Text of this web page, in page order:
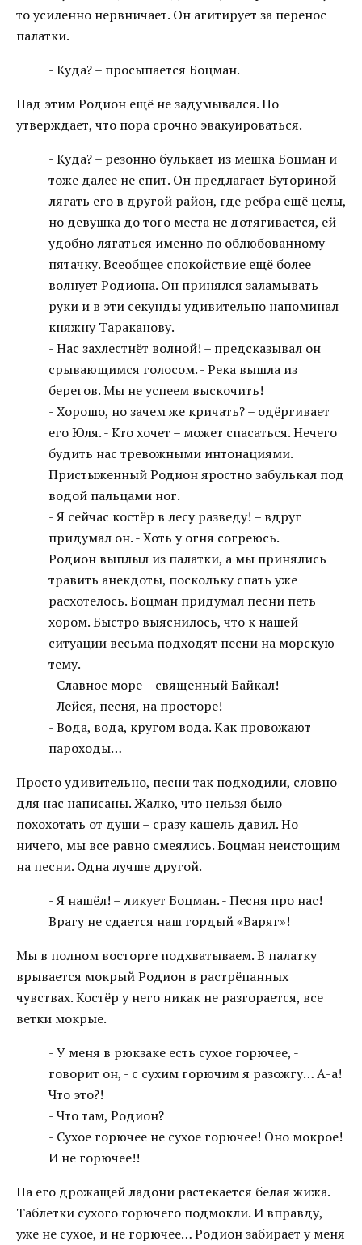
то усиленно нервничает. Он агитирует за перенос
палатки.
- Куда? – просыпается Боцман.
Над этим Родион ещё не задумывался. Но
утверждает, что пора срочно эвакуироваться.
- Куда? – резонно булькает из мешка Боцман и
тоже далее не спит. Он предлагает Буториной
лягать его в другой район, где ребра ещё целы,
но девушка до того места не дотягивается, ей
удобно лягаться именно по облюбованному
пятачку. Всеобщее спокойствие ещё более
волнует Родиона. Он принялся заламывать
руки и в эти секунды удивительно напоминал
княжну Тараканову.
- Нас захлестнёт волной! – предсказывал он
срывающимся голосом. - Река вышла из
берегов. Мы не успеем выскочить!
- Хорошо, но зачем же кричать? – одёргивает
его Юля. - Кто хочет – может спасаться. Нечего
будить нас тревожными интонациями.
Пристыженный Родион яростно забулькал под
водой пальцами ног.
- Я сейчас костёр в лесу разведу! – вдруг
придумал он. - Хоть у огня согреюсь.
Родион выплыл из палатки, а мы принялись
травить анекдоты, поскольку спать уже
расхотелось. Боцман придумал песни петь
хором. Быстро выяснилось, что к нашей
ситуации весьма подходят песни на морскую
тему.
- Славное море – священный Байкал!
- Лейся, песня, на просторе!
- Вода, вода, кругом вода. Как провожают
пароходы…
Просто удивительно, песни так подходили, словно
для нас написаны. Жалко, что нельзя было
похохотать от души – сразу кашель давил. Но
ничего, мы все равно смеялись. Боцман неистощим
на песни. Одна лучше другой.
- Я нашёл! – ликует Боцман. - Песня про нас!
Врагу не сдается наш гордый «Варяг»!
Мы в полном восторге подхватываем. В палатку
врывается мокрый Родион в растрёпанных
чувствах. Костёр у него никак не разгорается, все
ветки мокрые.
- У меня в рюкзаке есть сухое горючее, -
говорит он, - с сухим горючим я разожгу… А-а!
Что это?!
- Что там, Родион?
- Сухое горючее не сухое горючее! Оно мокрое!
И не горючее!!
На его дрожащей ладони растекается белая жижа.
Таблетки сухого горючего подмокли. И вправду,
уже не сухое, и не горючее… Родион забирает у меня